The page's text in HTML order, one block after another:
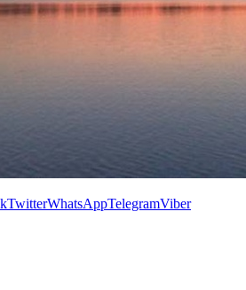
TwitterWhatsAppTelegramViber